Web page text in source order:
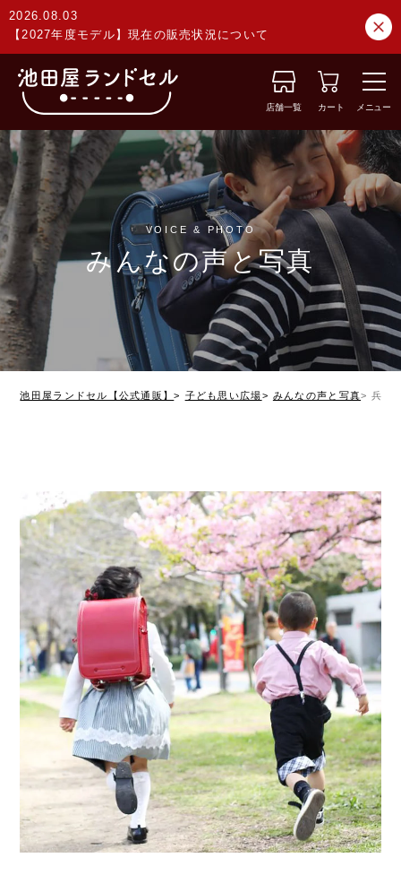
2026.08.03
【2027年度モデル】現在の販売状況について
店舗一覧 カート メニュー
VOICE & PHOTO
みんなの声と写真
池田屋ランドセル【公式通販】 子ども思い広場 みんなの声と写真 兵庫